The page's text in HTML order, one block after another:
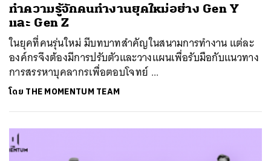
ทำความรู้จักคนทำงานยุคใหม่อย่าง Gen Y
และ Gen Z
​ในยุคที่คนรุ่นใหม่ มีบทบาทสำคัญในสนามการทำงาน แต่ละ
องค์กรจึงต้องมีการปรับตัวและวางแผนเพื่อรับมือกับแนวทาง
การสรรหาบุคลากรเพื่อตอบโจทย์ ...
โดย THE MOMENTUM TEAM